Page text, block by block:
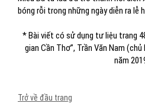
bóng rỗi trong những ngày diễn ra lễ
* Bài viết có sử dụng tư liệu trang
gian Cần Thơ”, Trần Văn Nam
năm
Trở về đầu trang